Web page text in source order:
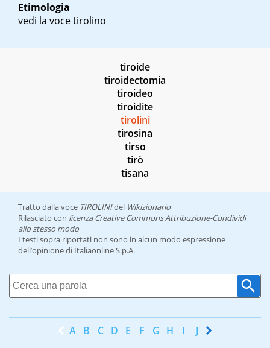
Etimologia
vedi la voce tirolino
tiroide
tiroidectomia
tiroideo
tiroidite
tirolini
tirosina
tirso
tirò
tisana
Tratto dalla voce TIROLINIdel Wikizionario
Rilasciato con licenza Creative Commons Attribuzione-Condividi
allo stesso modo
I testi sopra riportati non sono in alcun modo espressione
dell’opinione di Italiaonline S.p.A.
A B C D E F G H I J K